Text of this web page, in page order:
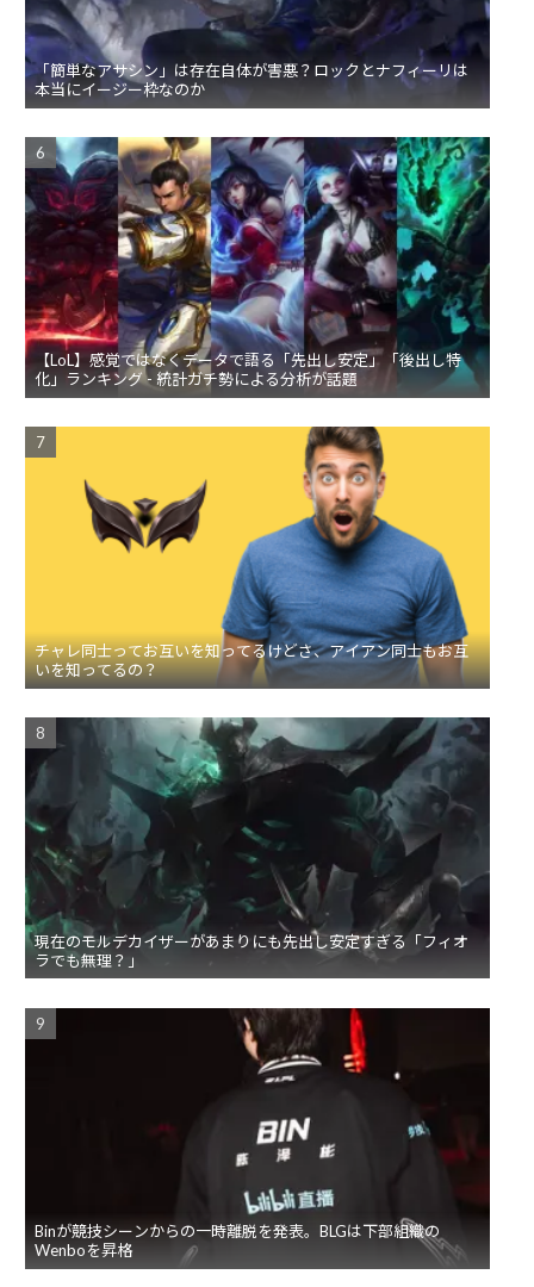
「簡単なアサシン」は存在自体が害悪？ロックとナフィーリは
本当にイージー枠なのか
【LoL】感覚ではなくデータで語る「先出し安定」「後出し特
化」ランキング - 統計ガチ勢による分析が話題
チャレ同士ってお互いを知ってるけどさ、アイアン同士もお互
いを知ってるの？
現在のモルデカイザーがあまりにも先出し安定すぎる「フィオ
ラでも無理？」
Binが競技シーンからの一時離脱を発表。BLGは下部組織の
Wenboを昇格